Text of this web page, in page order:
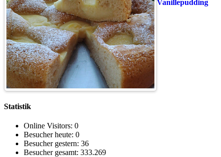
Vanillepudding
Statistik
Online Visitors: 0
Besucher heute: 0
Besucher gestern: 36
Besucher gesamt: 333.269